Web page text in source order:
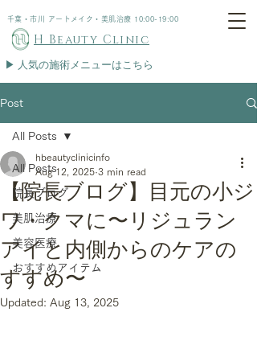
H Beauty Clinic
千葉・市川 アートメイク・美肌治療 10:00-19:00
▶︎ 人気の施術メニューはこちら
Post
All Posts
院長ブログ
美肌治療
美容医療
おすすめアイテム
All Posts
【院長ブログ】目元の小ジ
ワ・クマに〜リジュラン
アイと内側からのケアの
すすめ〜
hbeautyclinicinfo
Aug 12, 2025 3 min read
Updated: Aug 13, 2025